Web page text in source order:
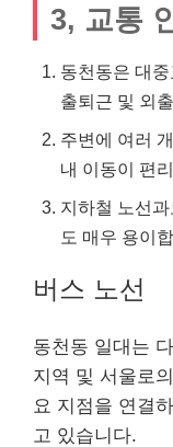
3, 교통
동천동은 대
출퇴근 및 외
주변에 여러
내 이동이 편
지하철 노선
도 매우 용이
버스 노선
동천동 일대는
지역 및 서울로
요 지점을 연결
고 있습니다.